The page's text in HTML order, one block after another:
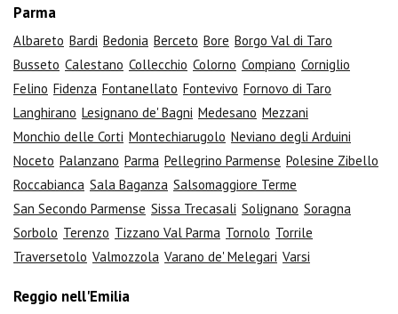
Parma
Albareto Bardi Bedonia Berceto Bore Borgo Val di Taro
Busseto Calestano Collecchio Colorno Compiano Corniglio
Felino Fidenza Fontanellato Fontevivo Fornovo di Taro
Langhirano Lesignano de' Bagni Medesano Mezzani
Monchio delle Corti Montechiarugolo Neviano degli Arduini
Noceto Palanzano Parma Pellegrino Parmense Polesine Zibello
Roccabianca Sala Baganza Salsomaggiore Terme
San Secondo Parmense Sissa Trecasali Solignano Soragna
Sorbolo Terenzo Tizzano Val Parma Tornolo Torrile
Traversetolo Valmozzola Varano de' Melegari Varsi
Reggio nell'Emilia